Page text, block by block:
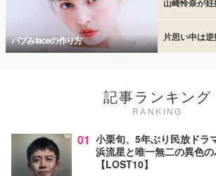
バブみfaceの作り方
山崎怜奈が
片思い中は
記事ランキング
RANKING
01 小栗旬、5年ぶり民放ドラ
浜流星と唯一無二の異色
【LOST10】